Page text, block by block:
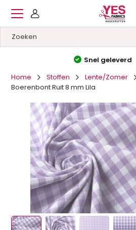
Hoge kwaliteit&
Home
Stoffen
Lente/Zomer
Boerenbont Ruit 8 mm Lila